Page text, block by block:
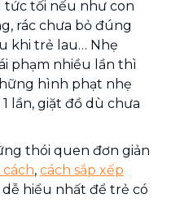
tức tối nếu như con
rác chưa bỏ đúng
khi trẻ lau… Nhẹ
phạm nhiều lần thì
hình phạt nhẹ
lần, giặt đồ dù chưa
thói quen đơn giản
, cách sắp xếp
dễ hiểu nhất để trẻ có